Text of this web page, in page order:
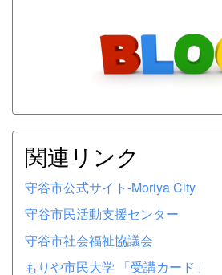
関連リンク
守谷市公式サイト-Moriya City
守谷市民活動支援センター
守谷市社会福祉協議会
もりや市民大学 「受講カード」